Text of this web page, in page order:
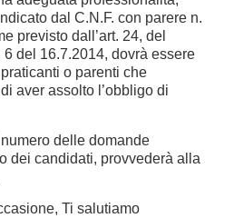
dal C.N.F. con parere n.
previsto dall’art. 24, del
6 del 16.7.2014, dovrà essere
o parenti che
aver assolto l’obbligo di
delle domande
dei candidati, provvederà alla
Ti salutiamo